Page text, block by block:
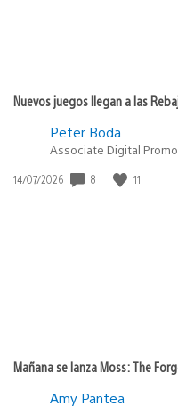
Nuevos juegos llegan a las
Peter Boda
Associate Digital
Fecha
14/07/2026 8 11
Mañana se lanza Moss: The
Amy Pantea